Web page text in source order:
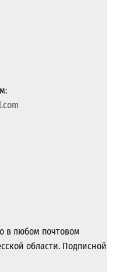
в любом почтовом
области. Подписной